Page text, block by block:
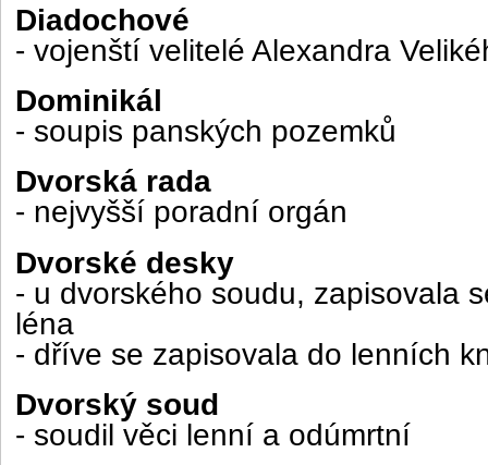
Diadochové
- vojenští velitelé Alexandra
Dominikál
- soupis panských pozemků
Dvorská rada
- nejvyšší poradní orgán
Dvorské desky
- u dvorského soudu, zapisovala
léna
- dříve se zapisovala do lenních
Dvorský soud
- soudil věci lenní a odúmrtní